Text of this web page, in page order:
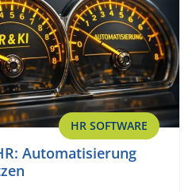
HR SOFTWARE
Automatisierung